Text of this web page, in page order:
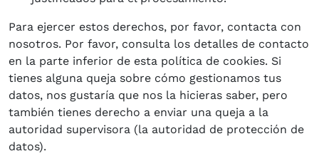
Para ejercer estos derechos, por favor, contacta con
nosotros. Por favor, consulta los detalles de contacto
en la parte inferior de esta política de cookies. Si
tienes alguna queja sobre cómo gestionamos tus
datos, nos gustaría que nos la hicieras saber, pero
también tienes derecho a enviar una queja a la
autoridad supervisora (la autoridad de protección de
datos).